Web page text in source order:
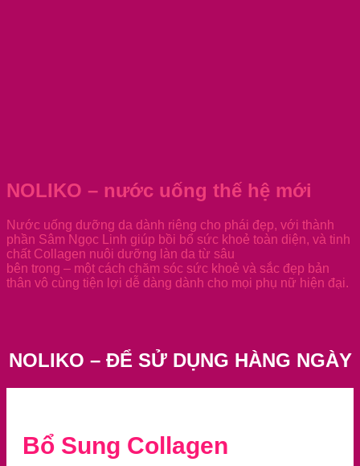
NOLIKO – nước uống thế hệ mới
Nước uống dưỡng da dành riêng cho phái đẹp, với thành
phần Sâm Ngọc Linh giúp bồi bổ sức khoẻ toàn diện, và tinh
chất Collagen nuôi dưỡng làn da từ sâu
bên trong – một cách chăm sóc sức khoẻ và sắc đẹp bản
thân vô cùng tiện lợi dễ dàng dành cho mọi phụ nữ hiện đại.
NOLIKO – ĐỂ SỬ DỤNG HÀNG NGÀY
Bổ Sung Collagen